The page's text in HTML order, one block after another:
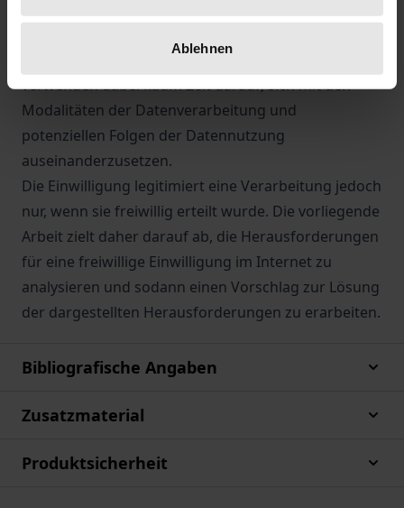
Ablehnen
rasch ihre Zustimmung erklären. Viele Nutzer
verwenden dabei kaum Zeit darauf, sich mit den
Modalitäten der Datenverarbeitung und
potenziellen Folgen der Datennutzung
auseinanderzusetzen.
Die Einwilligung legitimiert eine Verarbeitung jedoch
nur, wenn sie freiwillig erteilt wurde. Die vorliegende
Arbeit zielt daher darauf ab, die Herausforderungen
für eine freiwillige Einwilligung im Internet zu
analysieren und sodann einen Vorschlag zur Lösung
der dargestellten Herausforderungen zu erarbeiten.
Bibliografische Angaben
Zusatzmaterial
Produktsicherheit